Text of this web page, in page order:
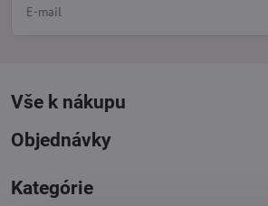
Vše k nákupu
Objednávky
Kategórie